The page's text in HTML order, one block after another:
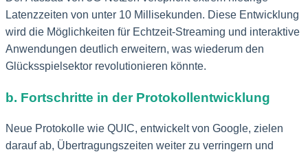
Latenzzeiten von unter 10 Millisekunden. Diese Entwicklung
wird die Möglichkeiten für Echtzeit-Streaming und interaktive
Anwendungen deutlich erweitern, was wiederum den
Glücksspielsektor revolutionieren könnte.
b. Fortschritte in der Protokollentwicklung
Neue Protokolle wie QUIC, entwickelt von Google, zielen
darauf ab, Übertragungszeiten weiter zu verringern und